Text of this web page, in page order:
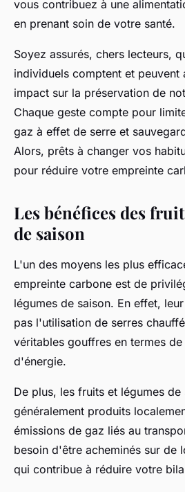
vous contribuez à une
en prenant soin de votre santé.
Soyez assurés, chers lecteurs,
individuels comptent et peuvent
impact sur la préservation de
Chaque geste compte pour
gaz à effet de serre et
Alors, prêts à changer vos
pour réduire votre empreinte
Les bénéfices des
de saison
L'un des moyens les plus
empreinte carbone est de
légumes de saison. En effet,
pas l'utilisation de serres
véritables gouffres en termes de
d'énergie.
De plus, les fruits et légumes de
généralement produits
émissions de gaz liés au
besoin d'être acheminés sur de
qui contribue à réduire votre